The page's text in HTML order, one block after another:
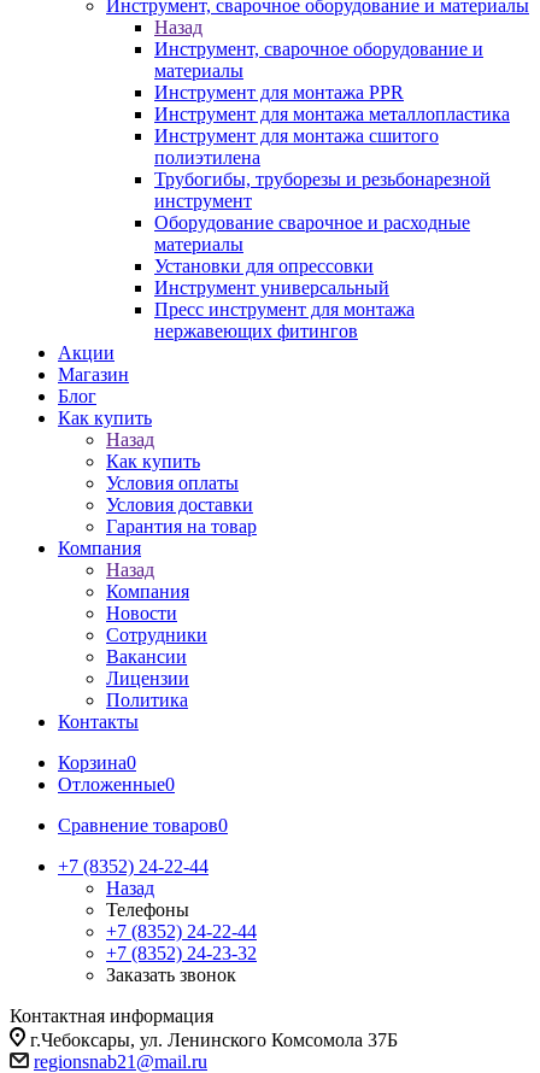
Инструмент, сварочное оборудование и материалы
Назад
Инструмент, сварочное оборудование и
материалы
Инструмент для монтажа PPR
Инструмент для монтажа металлопластика
Инструмент для монтажа сшитого
полиэтилена
Трубогибы, труборезы и резьбонарезной
инструмент
Оборудование сварочное и расходные
материалы
Установки для опрессовки
Инструмент универсальный
Пресс инструмент для монтажа
нержавеющих фитингов
Акции
Магазин
Блог
Как купить
Назад
Как купить
Условия оплаты
Условия доставки
Гарантия на товар
Компания
Назад
Компания
Новости
Сотрудники
Вакансии
Лицензии
Политика
Контакты
Корзина0
Отложенные0
Сравнение товаров0
+7 (8352) 24-22-44
Назад
Телефоны
+7 (8352) 24-22-44
+7 (8352) 24-23-32
Заказать звонок
Контактная информация
г.Чебоксары, ул. Ленинского Комсомола 37Б
regionsnab21@mail.ru